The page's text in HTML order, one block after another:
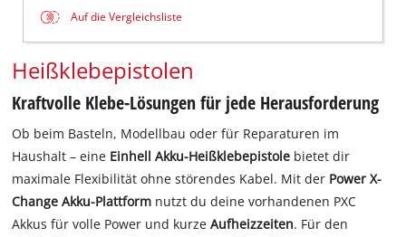
Auf die Vergleichsliste
Heißklebepistolen
Kraftvolle Klebe-Lösungen für jede Herausforderung
Ob beim Basteln, Modellbau oder für Reparaturen im
Haushalt – eine Einhell Akku-Heißklebepistole bietet dir
maximale Flexibilität ohne störendes Kabel. Mit der Power X-
Change Akku-Plattform nutzt du deine vorhandenen PXC
Akkus für volle Power und kurzeAufheizzeiten. Für den